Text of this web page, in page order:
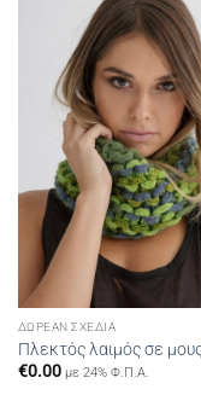
ΔΩΡΕΆΝ ΣΧΈΔΙΑ
Πλεκτός λαιμός σε
€0.00 με 24% Φ.Π.Α.